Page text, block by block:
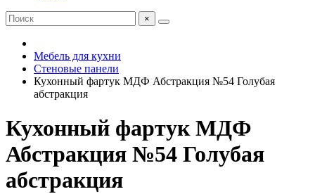
×
Мебель для кухни
Стеновые панели
Кухонный фартук МДФ Абстракция №54 Голубая
абстракция
Кухонный фартук МДФ
Абстракция №54 Голубая
абстракция